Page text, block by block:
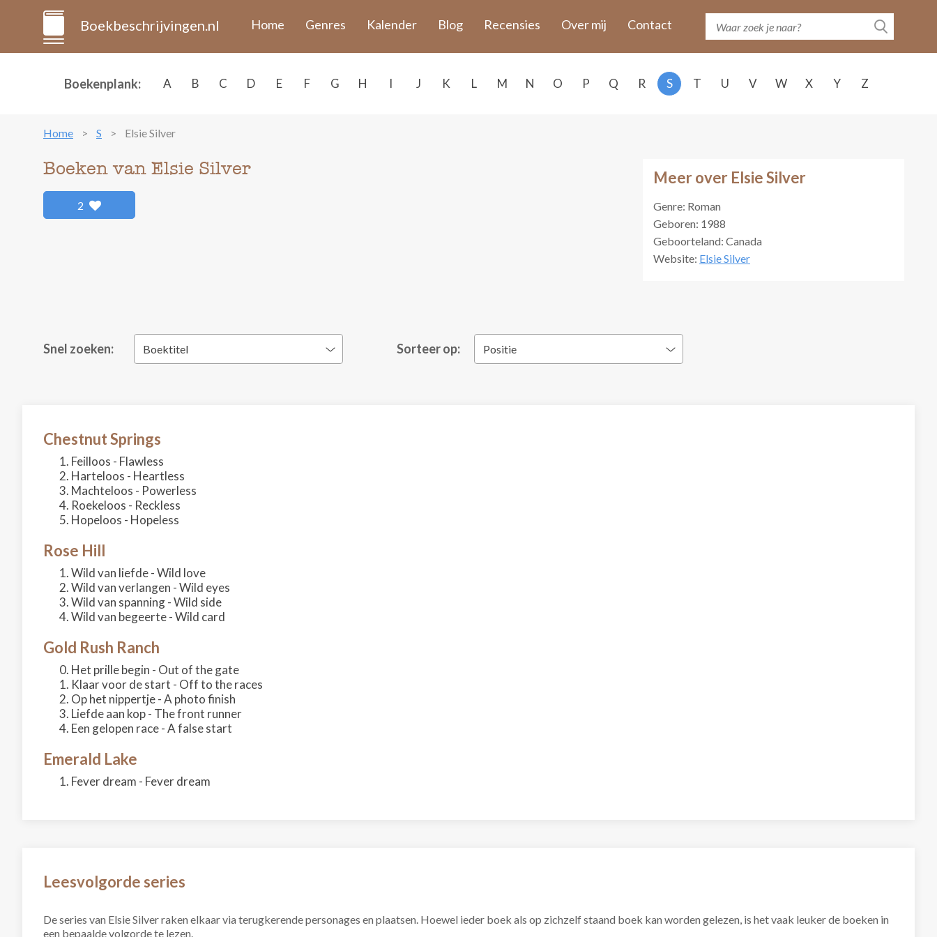
Boekbeschrijvingen.nl Home Genres Kalender Blog Recensies Over mij Contact
Boekenplank: A B C D E F G H I J K L M N O P Q R S T U V W X Y Z
Home S Elsie Silver
Meer over Elsie Silver
Genre: Roman
Geboren: 1988
Geboorteland: Canada
Website: Elsie Silver
Boeken van Elsie Silver
2
Snel zoeken: Boektitel Sorteer op: Positie
Chestnut Springs
Feilloos - Flawless
Harteloos - Heartless
Machteloos - Powerless
Roekeloos - Reckless
Hopeloos - Hopeless
Rose Hill
Wild van liefde - Wild love
Wild van verlangen - Wild eyes
Wild van spanning - Wild side
Wild van begeerte - Wild card
Gold Rush Ranch
Het prille begin - Out of the gate
Klaar voor de start - Off to the races
Op het nippertje - A photo finish
Liefde aan kop - The front runner
Een gelopen race - A false start
Emerald Lake
Fever dream - Fever dream
Leesvolgorde series
De series van Elsie Silver raken elkaar via terugkerende personages en plaatsen. Hoewel ieder boek als op zichzelf staand boek kan worden gelezen, is het vaak leuker de boeken in
een bepaalde volgorde te lezen.